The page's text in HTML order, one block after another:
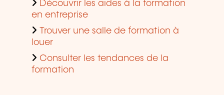
Découvrir les aides à la formation
en entreprise
Trouver une salle de formation à
louer
Consulter les tendances de la
formation